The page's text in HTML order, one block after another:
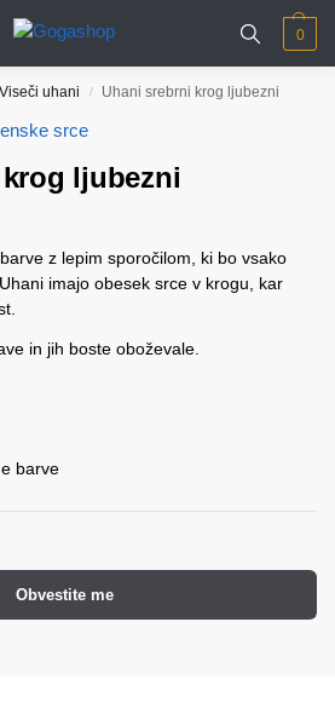
0
Viseči uhani / Uhani srebrni krog ljubezni
ljubezni
z lepim sporočilom, ki bo vsako
imajo obesek srce v krogu, kar
in jih boste oboževale.
barve
Obvestite me